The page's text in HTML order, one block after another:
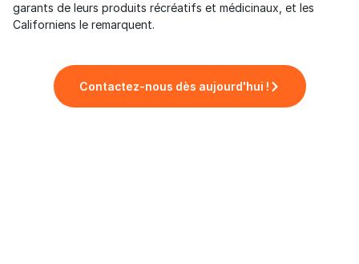
garants de leurs produits récréatifs et médicinaux, et les
Californiens le remarquent.
Contactez-nous dès aujourd'hui !